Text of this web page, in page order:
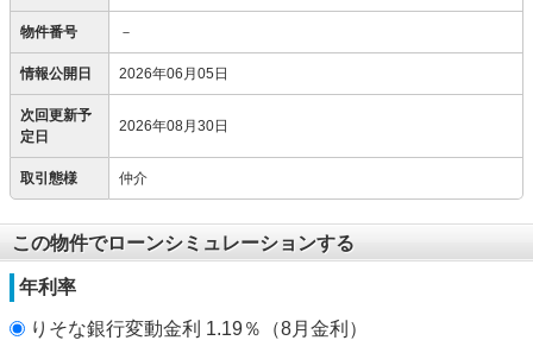
物件番号 －
情報公開日 2026年06月05日
次回更新予
定日
2026年08月30日
取引態様 仲介
この物件でローンシミュレーションする
年利率
りそな銀行変動金利 1.19％（8月金利）